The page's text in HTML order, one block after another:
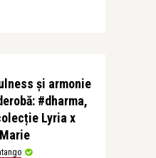
și armonie
#dharma,
Lyria x